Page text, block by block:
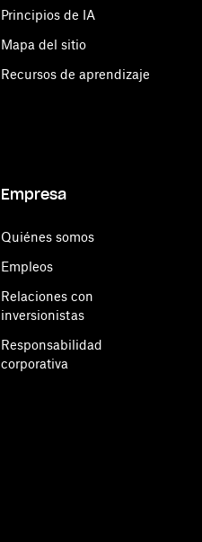
Principios de IA
Mapa del sitio
Recursos de aprendizaje
Empresa
Quiénes somos
Empleos
Relaciones con
inversionistas
Responsabilidad
corporativa